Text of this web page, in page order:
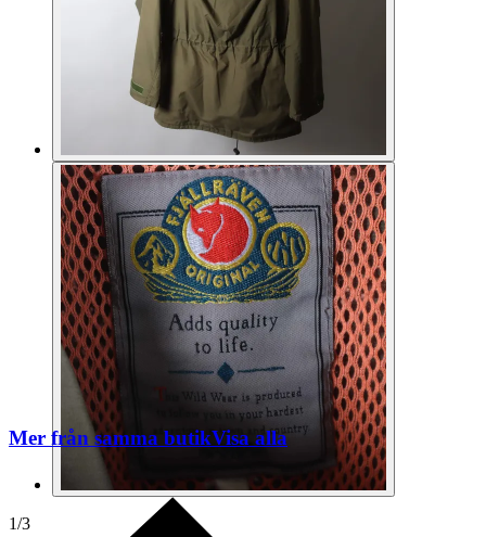
1/3
Mer från samma butikVisa alla